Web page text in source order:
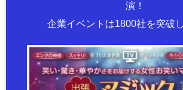
演！
企業イベントは1800社を突破